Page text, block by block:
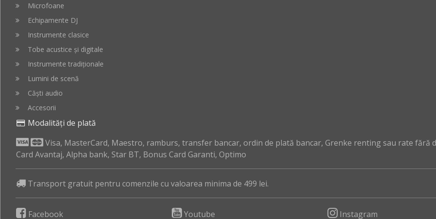
Microfoane
Echipamente DJ
Instrumente clasice
Tobe acustice și digitale
Instrumente tradiționale
Lumini de scenă
Căști audio
Accesorii
Modalități de plată
Visa, MasterCard, Maestro, ramburs, transfer bancar, ordin de plată bancar, Grenke renting sau rate fără
Card Avantaj, Alpha bank, Star BT, Bonus Card Garanti, Optimo
Transport gratuit pentru comenzile cu valoarea minima de 499 lei.
Facebook Youtube Instagram